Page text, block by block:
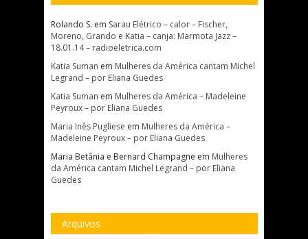
Rolando S. em Sarau Elétrico – calor – Fischer,
Moreno, Grando e Katia – canja: Marmota Jazz –
18.01.14 – radioeletrica.com
Katia Suman em Mulheres da América cantam Michel
Legrand – por Eliana Guedes
Katia Suman em Mulheres da América – Madeleine
Peyroux – por Eliana Guedes
Maria Inês Pugliese em Mulheres da América –
Madeleine Peyroux – por Eliana Guedes
Maria Betânia e Bernard Champagne em Mulheres
da América cantam Michel Legrand – por Eliana
Guedes
Arquivos